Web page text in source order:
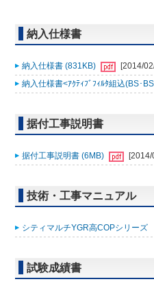
納入仕様書
納入仕様書 (831KB)
[2014/
納入仕様書<ｱｸﾃｨﾌﾞﾌｨﾙﾀ組込(BS･
据付工事説明書
据付工事説明書 (6MB)
技術・工事マニュアル
シティマルチYGR高COPシリー
試験成績書